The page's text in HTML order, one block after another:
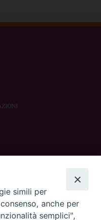
com
simili per
anche per
semplici",